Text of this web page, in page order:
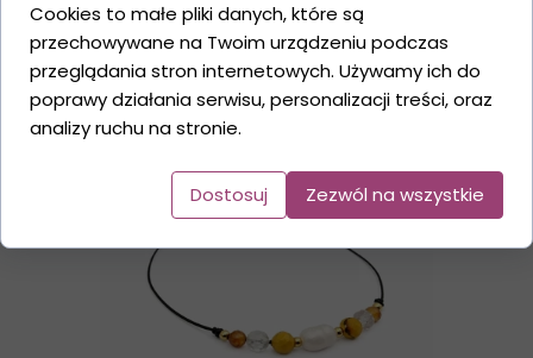
Koziorożec z Jaspisem,
Granatem, Kryształem Górskim
i Hematytem
59,00 PLN
Cookies to małe pliki danych, które są
przechowywane na Twoim urządzeniu podczas
przeglądania stron internetowych. Używamy ich do
poprawy działania serwisu, personalizacji treści, oraz
analizy ruchu na stronie.
Dostosuj Zezwól na wszystkie